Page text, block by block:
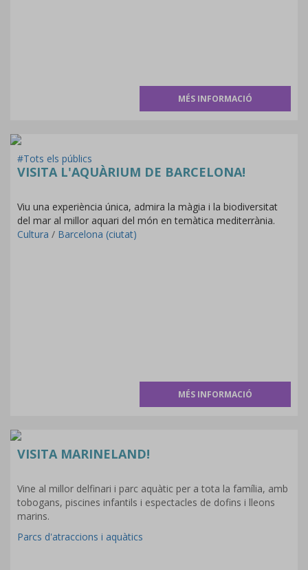
MÉS INFORMACIÓ
#Tots els públics
VISITA L'AQUÀRIUM DE BARCELONA!
Viu una experiència única, admira la màgia i la biodiversitat
del mar al millor aquari del món en temàtica mediterrània.
Cultura / Barcelona (ciutat)
MÉS INFORMACIÓ
VISITA MARINELAND!
Vine al millor delfinari i parc aquàtic per a tota la família, amb
tobogans, piscines infantils i espectacles de dofins i lleons
marins.
Parcs d'atraccions i aquàtics